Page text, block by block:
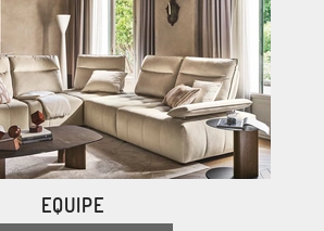
EQUIPE